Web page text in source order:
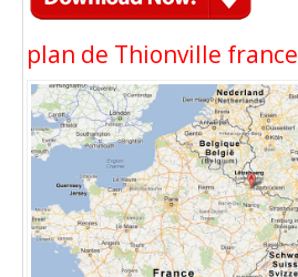
plan de Thionville france